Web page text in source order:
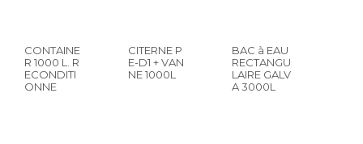
CONTAINE
R 1000 L. R
ECONDITI
ONNE
CITERNE P
E-D1 + VAN
NE 1000L
BAC à EAU
RECTANGU
LAIRE GALV
A 3000L